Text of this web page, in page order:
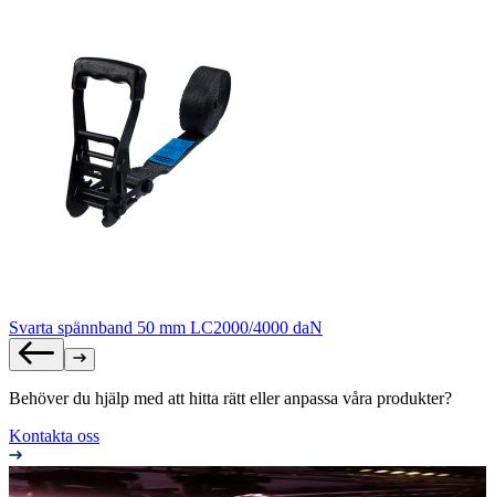
Svarta spännband 50 mm LC2000/4000 daN
Behöver du hjälp med att hitta rätt eller anpassa våra produkter?
Kontakta oss